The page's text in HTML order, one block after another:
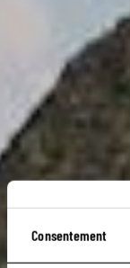
Consentement